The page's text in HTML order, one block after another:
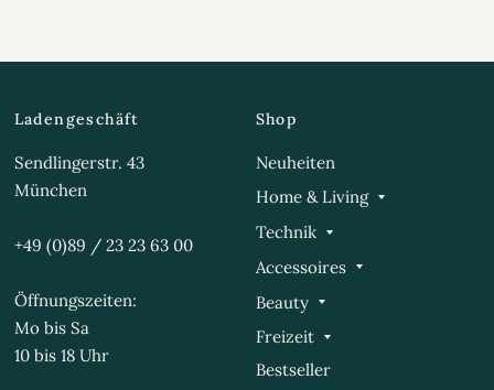
Ladengeschäft
Sendlingerstr. 43
München
+49 (0)89 / 23 23 63 00
Öffnungszeiten:
Mo bis Sa
10 bis 18 Uhr
Shop
Neuheiten
Home & Living
Technik
Accessoires
Beauty
Freizeit
Bestseller